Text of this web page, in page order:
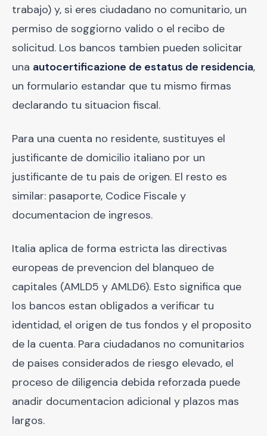
trabajo) y, si eres ciudadano no comunitario, un
permiso de soggiorno valido o el recibo de
solicitud. Los bancos tambien pueden solicitar
una autocertificazione de estatus de residencia,
un formulario estandar que tu mismo firmas
declarando tu situacion fiscal.
Para una cuenta no residente, sustituyes el
justificante de domicilio italiano por un
justificante de tu pais de origen. El resto es
similar: pasaporte, Codice Fiscale y
documentacion de ingresos.
Italia aplica de forma estricta las directivas
europeas de prevencion del blanqueo de
capitales (AMLD5 y AMLD6). Esto significa que
los bancos estan obligados a verificar tu
identidad, el origen de tus fondos y el proposito
de la cuenta. Para ciudadanos no comunitarios
de paises considerados de riesgo elevado, el
proceso de diligencia debida reforzada puede
anadir documentacion adicional y plazos mas
largos.